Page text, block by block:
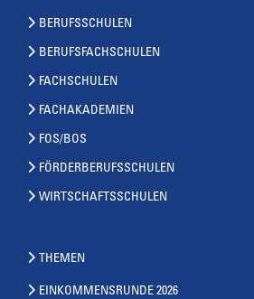
BERUFSSCHULEN
BERUFSFACHSCHULEN
FACHSCHULEN
FACHAKADEMIEN
FOS/BOS
FÖRDERBERUFSSCHULEN
WIRTSCHAFTSSCHULEN
THEMEN
EINKOMMENSRUNDE 2026